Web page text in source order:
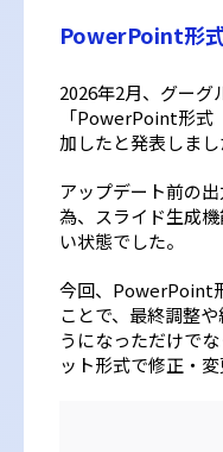
PowerPoint形
2026年2月、グー
「PowerPoint形式
加したと発表しまし
アップデート前の
為、スライド生成
い状態でした。
今回、PowerPoint
ことで、最終調整
うになっただけで
ット形式で修正・